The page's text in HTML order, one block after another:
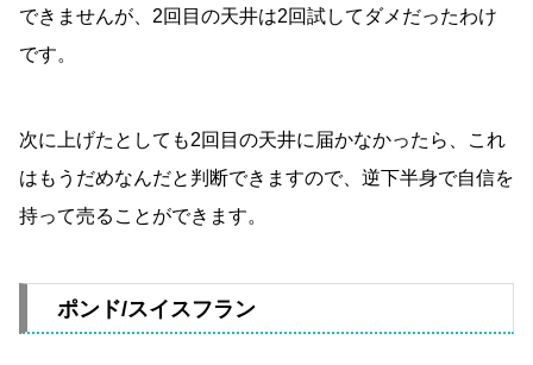
できませんが、2回目の天井は2回試してダメだったわけ
です。
次に上げたとしても2回目の天井に届かなかったら、これ
はもうだめなんだと判断できますので、逆下半身で自信を
持って売ることができます。
ポンド/スイスフラン